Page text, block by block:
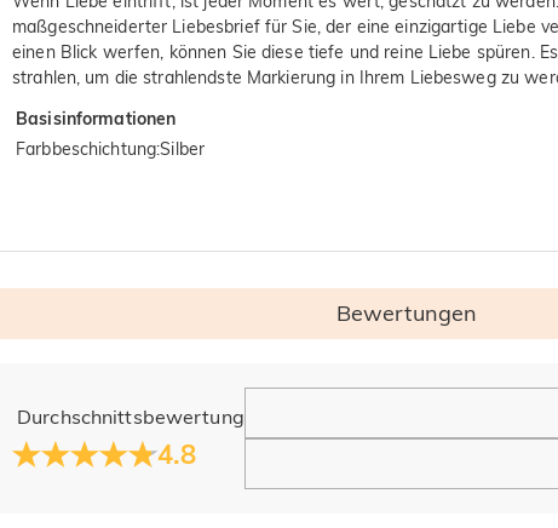
maßgeschneiderter Liebesbrief für Sie, der eine einzigartige Liebe
einen Blick werfen, können Sie diese tiefe und reine Liebe spüren.
strahlen, um die strahlendste Markierung in Ihrem Liebesweg zu
Basisinformationen
Farbbeschichtung:Silber
Bewertungen
Durchschnittsbewertung
4.8
Allgemein
Wo befindet sich Ihr Unternehmen?
Unser Hauptbüro befindet sich in Los Angeles, Kalifornien,